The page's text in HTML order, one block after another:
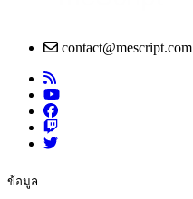
contact@mescript.com
ข้อมูล